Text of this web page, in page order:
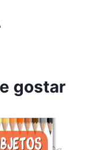
gostar